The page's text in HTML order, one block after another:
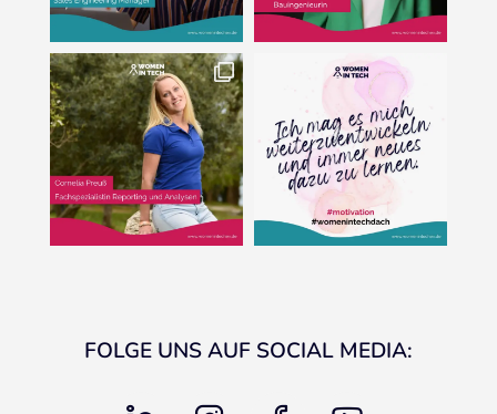
FOLGE UNS AUF SOCIAL MEDIA:
linkedin instagram